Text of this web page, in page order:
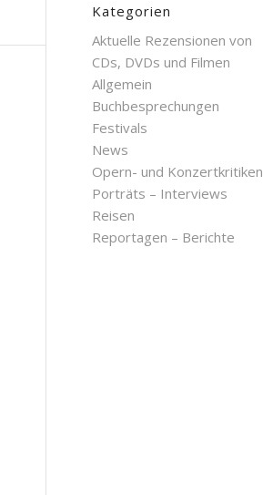
Kategorien
Aktuelle Rezensionen von
CDs, DVDs und Filmen
Allgemein
Buchbesprechungen
Festivals
News
Opern- und Konzertkritiken
Porträts – Interviews
Reisen
Reportagen – Berichte